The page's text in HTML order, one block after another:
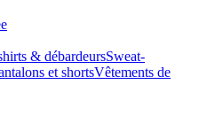
& débardeursSweat-
et shortsVêtements de